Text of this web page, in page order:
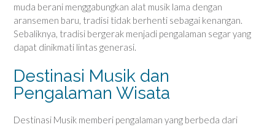
muda berani menggabungkan alat musik lama dengan
aransemen baru, tradisi tidak berhenti sebagai kenangan.
Sebaliknya, tradisi bergerak menjadi pengalaman segar yang
dapat dinikmati lintas generasi.
Destinasi Musik dan
Pengalaman Wisata
Destinasi Musik memberi pengalaman yang berbeda dari